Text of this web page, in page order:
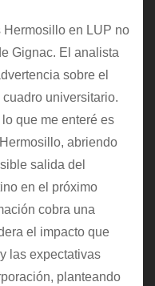
en LUP no
Gignac. El analista
sobre el
universitario.
que me enteré es
abriendo
salida del
en el próximo
cobra una
el impacto que
las expectativas
planteando